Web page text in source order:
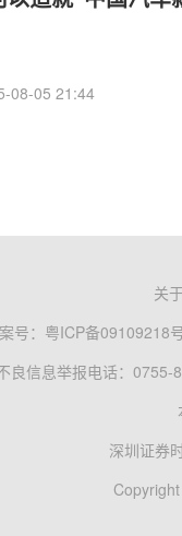
08-05 21:44
关
号： 粤ICP备09109218
良信息举报电话：0755-
深圳证券